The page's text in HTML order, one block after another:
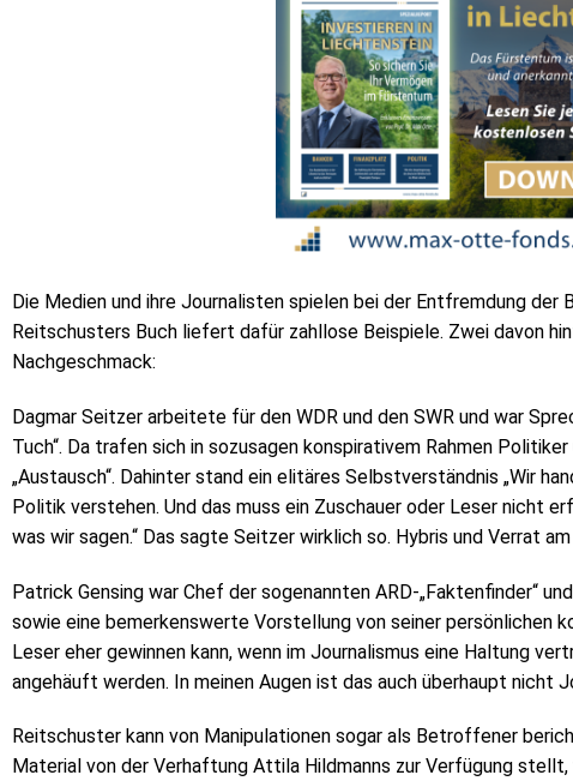
Die Medien und ihre Journalisten spielen bei der Entfremdung der
Reitschusters Buch liefert dafür zahllose Beispiele. Zwei davon
Nachgeschmack:
Dagmar Seitzer arbeitete für den WDR und den SWR und war
Tuch“. Da trafen sich in sozusagen konspirativem Rahmen
„Austausch“. Dahinter stand ein elitäres Selbstverständnis „Wir
Politik verstehen. Und das muss ein Zuschauer oder Leser nicht
was wir sagen.“ Das sagte Seitzer wirklich so. Hybris und Verrat
Patrick Gensing war Chef der sogenannten ARD-„Faktenfinder“
sowie eine bemerkenswerte Vorstellung von seiner persönlichen
Leser eher gewinnen kann, wenn im Journalismus eine Haltung
angehäuft werden. In meinen Augen ist das auch überhaupt nicht
Reitschuster kann von Manipulationen sogar als Betroffener
Material von der Verhaftung Attila Hildmanns zur Verfügung